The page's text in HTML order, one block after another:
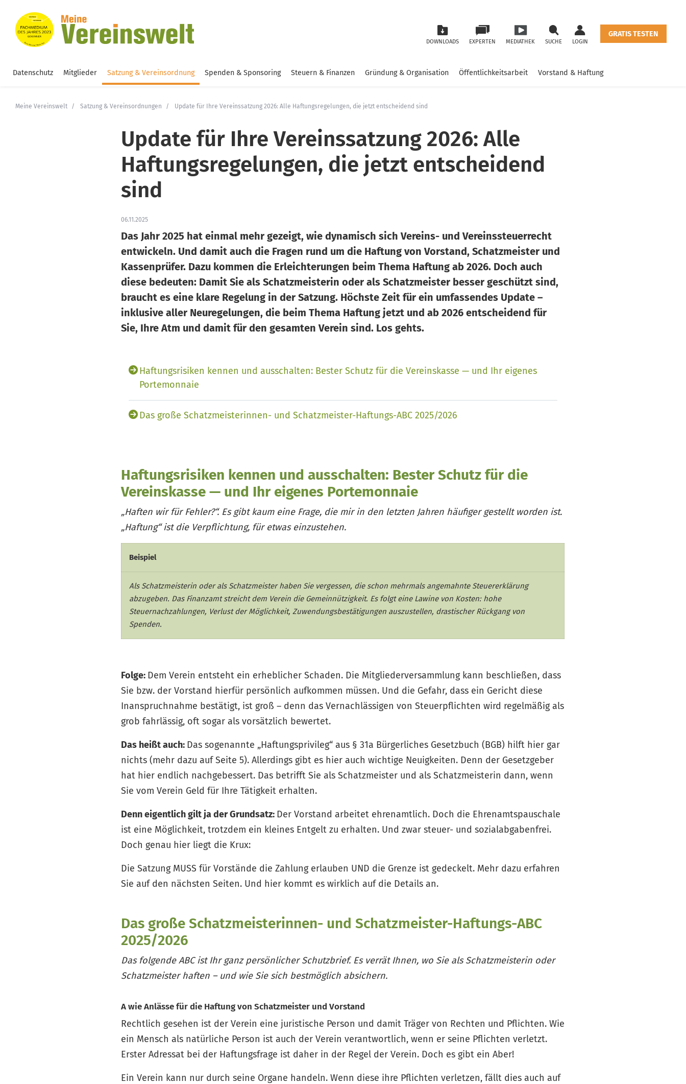
DOWNLOADS EXPERTEN MEDIATHEK SUCHE LOGIN
GRATIS TESTEN
Datenschutz Mitglieder Satzung & Vereinsordnung Spenden & Sponsoring Steuern & Finanzen Gründung & Organisation Öffentlichkeitsarbeit Vorstand & Haftung
Meine Vereinswelt Satzung & Vereinsordnungen Update für Ihre Vereinssatzung 2026: Alle Haftungsregelungen, die jetzt entscheidend sind
Update für Ihre Vereinssatzung 2026: Alle
Haftungsregelungen, die jetzt entscheidend
sind
06.11.2025
Das Jahr 2025 hat einmal mehr gezeigt, wie dynamisch sich Vereins- und Vereinssteuerrecht
entwickeln. Und damit auch die Fragen rund um die Haftung von Vorstand, Schatzmeister und
Kassenprüfer. Dazu kommen die Erleichterungen beim Thema Haftung ab 2026. Doch auch
diese bedeuten: Damit Sie als Schatzmeisterin oder als Schatzmeister besser geschützt sind,
braucht es eine klare Regelung in der Satzung. Höchste Zeit für ein umfassendes Update –
inklusive aller Neuregelungen, die beim Thema Haftung jetzt und ab 2026 entscheidend für
Sie, Ihre Atm und damit für den gesamten Verein sind. Los gehts.
Haftungsrisiken kennen und ausschalten: Bester Schutz für die Vereinskasse — und Ihr eigenes
Portemonnaie
Das große Schatzmeisterinnen- und Schatzmeister-Haftungs-ABC 2025/2026
Haftungsrisiken kennen und ausschalten: Bester Schutz für die
Vereinskasse — und Ihr eigenes Portemonnaie
„Haften wir für Fehler?“. Es gibt kaum eine Frage, die mir in den letzten Jahren häufiger gestellt worden ist.
„Haftung“ ist die Verpflichtung, für etwas einzustehen.
Beispiel
Als Schatzmeisterin oder als Schatzmeister haben Sie vergessen, die schon mehrmals angemahnte Steuererklärung
abzugeben. Das Finanzamt streicht dem Verein die Gemeinnützigkeit. Es folgt eine Lawine von Kosten: hohe
Steuernachzahlungen, Verlust der Möglichkeit, Zuwendungsbestätigungen auszustellen, drastischer Rückgang von
Spenden.
Folge: Dem Verein entsteht ein erheblicher Schaden. Die Mitgliederversammlung kann beschließen, dass
Sie bzw. der Vorstand hierfür persönlich aufkommen müssen. Und die Gefahr, dass ein Gericht diese
Inanspruchnahme bestätigt, ist groß – denn das Vernachlässigen von Steuerpflichten wird regelmäßig als
grob fahrlässig, oft sogar als vorsätzlich bewertet.
Das heißt auch: Das sogenannte „Haftungsprivileg“ aus § 31a Bürgerliches Gesetzbuch (BGB) hilft hier gar
nichts (mehr dazu auf Seite 5). Allerdings gibt es hier auch wichtige Neuigkeiten. Denn der Gesetzgeber
hat hier endlich nachgebessert. Das betrifft Sie als Schatzmeister und als Schatzmeisterin dann, wenn
Sie vom Verein Geld für Ihre Tätigkeit erhalten.
Denn eigentlich gilt ja der Grundsatz: Der Vorstand arbeitet ehrenamtlich. Doch die Ehrenamtspauschale
ist eine Möglichkeit, trotzdem ein kleines Entgelt zu erhalten. Und zwar steuer- und sozialabgabenfrei.
Doch genau hier liegt die Krux:
Die Satzung MUSS für Vorstände die Zahlung erlauben UND die Grenze ist gedeckelt. Mehr dazu erfahren
Sie auf den nächsten Seiten. Und hier kommt es wirklich auf die Details an.
Das große Schatzmeisterinnen- und Schatzmeister-Haftungs-ABC
2025/2026
Das folgende ABC ist Ihr ganz persönlicher Schutzbrief. Es verrät Ihnen, wo Sie als Schatzmeisterin oder
Schatzmeister haften – und wie Sie sich bestmöglich absichern.
A wie Anlässe für die Haftung von Schatzmeister und Vorstand
Rechtlich gesehen ist der Verein eine juristische Person und damit Träger von Rechten und Pflichten. Wie
ein Mensch als natürliche Person ist auch der Verein verantwortlich, wenn er seine Pflichten verletzt.
Erster Adressat bei der Haftungsfrage ist daher in der Regel der Verein. Doch es gibt ein Aber!
Ein Verein kann nur durch seine Organe handeln. Wenn diese ihre Pflichten verletzen, fällt dies auch auf